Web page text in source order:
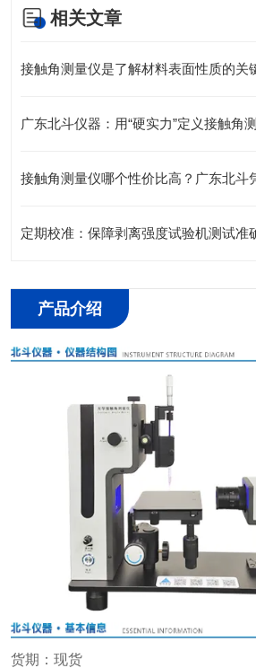
相关文章
接触角测量仪是了解材料表面性质的关
接触角测量仪哪个性价比高？广东北斗
定期校准：保障剥离强度试验机测试准
产品介绍
货期：现货